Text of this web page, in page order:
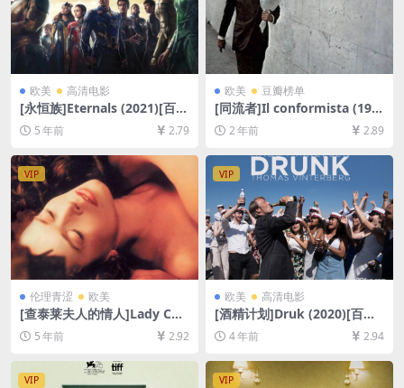
欧美 高清电影
[永恒族]Eternals (2021)[百度
网盘+迅雷云盘资源1080P超
清未删减][MP4/10GB][中文
5 年前 2.79
欧美 豆瓣榜单
[同流者]Il conformista (197
0)[百度网盘+夸克网盘1080P
超清未删减资源][网盘在线播
幕]
2 年前 2.89
VIP
伦理青涩 欧美
[查泰莱夫人的情人]Lady Cha
tterley’s Lover (1981)[百度
网盘+夸克网盘+迅雷云盘资源
1080P超清未删减][MP4/6.4G
B][中英字幕]
5 年前 2.92
VIP
欧美 高清电影
[酒精计划]Druk (2020)[百度
网盘+迅雷云盘资源1080P超
清未删减][MP4/8GB][中英字
幕]
4 年前 2.94
VIP VIP